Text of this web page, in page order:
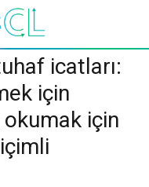
icatları:
için
için